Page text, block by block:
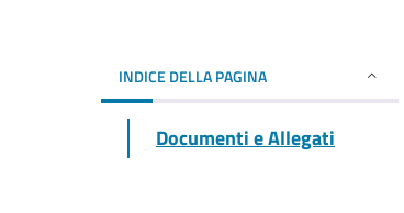
INDICE DELLA PAGINA
Documenti e Allegati